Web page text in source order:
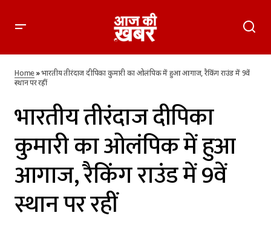
में 9वें स्थान पर रहीं
Home»भारतीय तीरंदाज दीपिका कुमारी का ओलंपिक में हुआ आगाज, रैकिंग राउंड में 9वें
स्थान पर रहीं
भारतीय तीरंदाज दीपिका
कुमारी का ओलंपिक में हुआ
आगाज, रैकिंग राउंड में 9वें
स्थान पर रहीं